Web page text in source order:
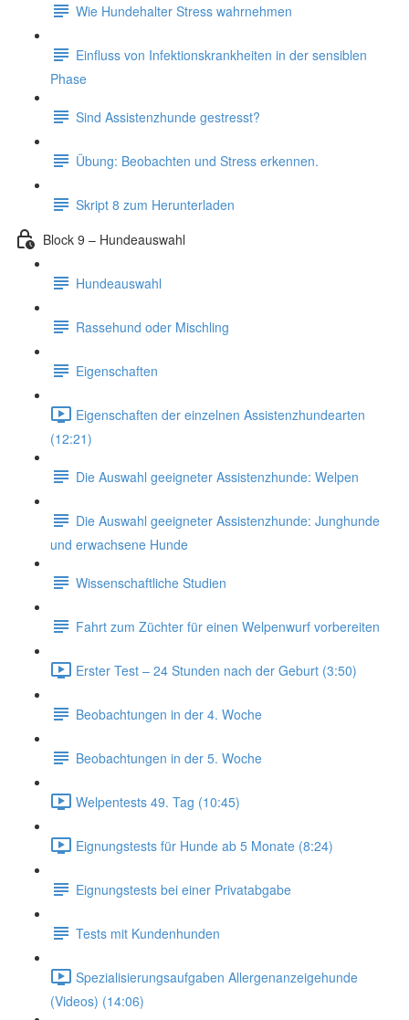
Wie Hundehalter Stress wahrnehmen
Einfluss von Infektionskrankheiten in der sensiblen
Phase
Sind Assistenzhunde gestresst?
Übung: Beobachten und Stress erkennen.
Skript 8 zum Herunterladen
Block 9 – Hundeauswahl
Hundeauswahl
Rassehund oder Mischling
Eigenschaften
Eigenschaften der einzelnen Assistenzhundearten
(12:21)
Die Auswahl geeigneter Assistenzhunde: Welpen
Die Auswahl geeigneter Assistenzhunde: Junghunde
und erwachsene Hunde
Wissenschaftliche Studien
Fahrt zum Züchter für einen Welpenwurf vorbereiten
Erster Test – 24 Stunden nach der Geburt (3:50)
Beobachtungen in der 4. Woche
Beobachtungen in der 5. Woche
Welpentests 49. Tag (10:45)
Eignungstests für Hunde ab 5 Monate (8:24)
Eignungstests bei einer Privatabgabe
Tests mit Kundenhunden
Spezialisierungsaufgaben Allergenanzeigehunde
(Videos) (14:06)